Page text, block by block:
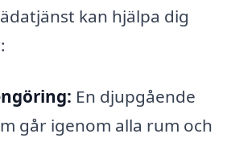
kan hjälpa dig
En djupgående
går igenom alla rum och